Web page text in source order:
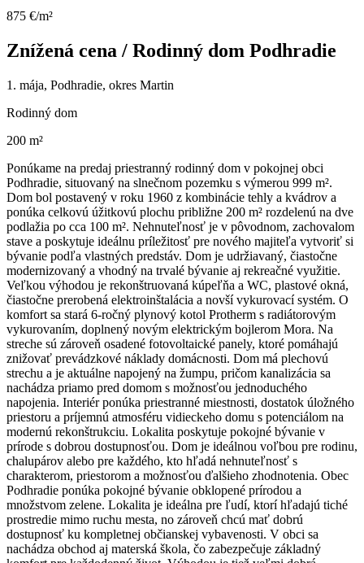
875 €/m²
Znížená cena / Rodinný dom Podhradie
1. mája, Podhradie, okres Martin
Rodinný dom
200 m²
Ponúkame na predaj priestranný rodinný dom v pokojnej obci
Podhradie, situovaný na slnečnom pozemku s výmerou 999 m².
Dom bol postavený v roku 1960 z kombinácie tehly a kvádrov a
ponúka celkovú úžitkovú plochu približne 200 m² rozdelenú na dve
podlažia po cca 100 m². Nehnuteľnosť je v pôvodnom, zachovalom
stave a poskytuje ideálnu príležitosť pre nového majiteľa vytvoriť si
bývanie podľa vlastných predstáv. Dom je udržiavaný, čiastočne
modernizovaný a vhodný na trvalé bývanie aj rekreačné využitie.
Veľkou výhodou je rekonštruovaná kúpeľňa a WC, plastové okná,
čiastočne prerobená elektroinštalácia a novší vykurovací systém. O
komfort sa stará 6-ročný plynový kotol Protherm s radiátorovým
vykurovaním, doplnený novým elektrickým bojlerom Mora. Na
streche sú zároveň osadené fotovoltaické panely, ktoré pomáhajú
znižovať prevádzkové náklady domácnosti. Dom má plechovú
strechu a je aktuálne napojený na žumpu, pričom kanalizácia sa
nachádza priamo pred domom s možnosťou jednoduchého
napojenia. Interiér ponúka priestranné miestnosti, dostatok úložného
priestoru a príjemnú atmosféru vidieckeho domu s potenciálom na
modernú rekonštrukciu. Lokalita poskytuje pokojné bývanie v
prírode s dobrou dostupnosťou. Dom je ideálnou voľbou pre rodinu,
chalupárov alebo pre každého, kto hľadá nehnuteľnosť s
charakterom, priestorom a možnosťou ďalšieho zhodnotenia. Obec
Podhradie ponúka pokojné bývanie obklopené prírodou a
množstvom zelene. Lokalita je ideálna pre ľudí, ktorí hľadajú tiché
prostredie mimo ruchu mesta, no zároveň chcú mať dobrú
dostupnosť ku kompletnej občianskej vybavenosti. V obci sa
nachádza obchod aj materská škola, čo zabezpečuje základný